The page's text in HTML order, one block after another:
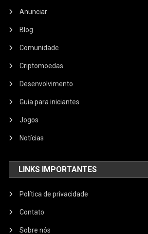
Anunciar
Blog
Comunidade
Criptomoedas
Desenvolvimento
Guia para iniciantes
Jogos
Notícias
LINKS IMPORTANTES
Política de privacidade
Contato
Sobre nós